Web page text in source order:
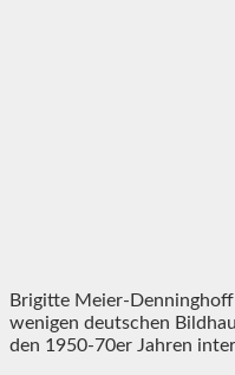
Brigitte Meier-
wenigen deutschen
den 1950-70er Jahren